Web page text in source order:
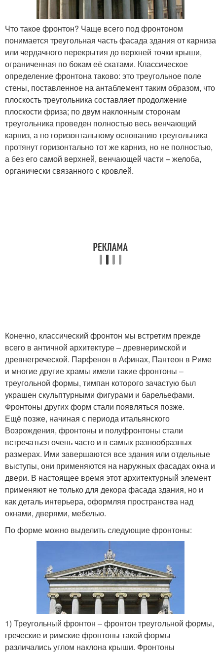
Что такое фронтон? Чаще всего под фронтоном
понимается треугольная часть фасада здания от карниза
или чердачного перекрытия до верхней точки крыши,
ограниченная по бокам её скатами. Классическое
определение фронтона таково: это треугольное поле
стены, поставленное на антаблемент таким образом, что
плоскость треугольника составляет продолжение
плоскости фриза; по двум наклонным сторонам
треугольника проведен полностью весь венчающий
карниз, а по горизонтальному основанию треугольника
протянут горизонтально тот же карниз, но не полностью,
а без его самой верхней, венчающей части – желоба,
органически связанного с кровлей.
Конечно, классический фронтон мы встретим прежде
всего в античной архитектуре – древнеримской и
древнегреческой. Парфенон в Афинах, Пантеон в Риме
и многие другие храмы имели такие фронтоны –
треугольной формы, тимпан которого зачастую был
украшен скульптурными фигурами и барельефами.
Фронтоны других форм стали появляться позже.
Ещё позже, начиная с периода итальянского
Возрождения, фронтоны и полуфронтоны стали
встречаться очень часто и в самых разнообразных
размерах. Ими завершаются все здания или отдельные
выступы, они применяются на наружных фасадах окна и
двери. В настоящее время этот архитектурный элемент
применяют не только для декора фасада здания, но и
как деталь интерьера, оформляя пространства над
окнами, дверями, мебелью.
По форме можно выделить следующие фронтоны:
1) Треугольный фронтон – фронтон треугольной формы,
греческие и римские фронтоны такой формы
различались углом наклона крыши. Фронтоны